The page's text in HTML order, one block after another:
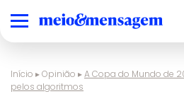
Início ▸Opinião ▸A Copa do Mundo de
pelos algoritmos